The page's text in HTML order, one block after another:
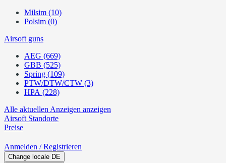
Milsim (10)
Polsim (0)
Airsoft guns
AEG (669)
GBB (525)
Spring (109)
PTW/DTW/CTW (3)
HPA (228)
Alle aktuellen Anzeigen anzeigen
Airsoft Standorte
Preise
Anmelden / Registrieren
Change locale DE